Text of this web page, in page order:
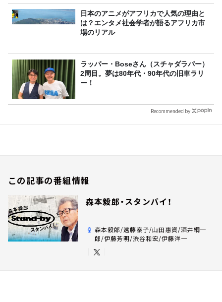
日本のアニメがアフリカで人気の理由と
は？エンタメ社会学者が語るアフリカ市
場のリアル
ラッパー・Boseさん（スチャダラパー）
2周目。夢は80年代・90年代の旧車ラリ
ー！
Recommended by
この記事の番組情報
森本毅郎・スタンバイ！
森本毅郎/遠藤泰子/山田惠資/酒井綱一
郎/伊藤芳明/渋谷和宏/伊藤洋一